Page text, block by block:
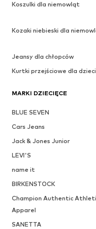
Koszulki dla niemowląt
Kozaki niebieski dla
Jeansy dla chłopców
Kurtki przejściowe dla dzieci
MARKI DZIECIĘCE
BLUE SEVEN
Cars Jeans
Jack & Jones Junior
LEVI'S
name it
BIRKENSTOCK
Champion Authentic
Apparel
SANETTA